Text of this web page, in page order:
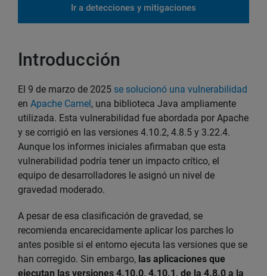
Ir a detecciones y mitigaciones
Introducción
El 9 de marzo de 2025 se solucionó una vulnerabilidad
en Apache Camel, una biblioteca Java ampliamente
utilizada. Esta vulnerabilidad fue abordada por Apache
y se corrigió en las versiones 4.10.2, 4.8.5 y 3.22.4.
Aunque los informes iniciales afirmaban que esta
vulnerabilidad podría tener un impacto crítico, el
equipo de desarrolladores le asignó un nivel de
gravedad moderado.
A pesar de esa clasificación de gravedad, se
recomienda encarecidamente aplicar los parches lo
antes posible si el entorno ejecuta las versiones que se
han corregido. Sin embargo, las aplicaciones que
ejecutan las versiones 4.10.0, 4.10.1, de la 4.8.0 a la